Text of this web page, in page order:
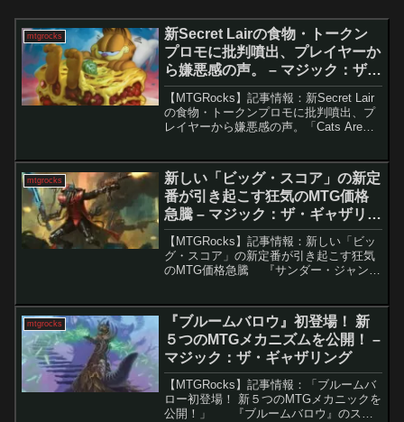
mtgrocks
新Secret Lairの食物・トークン
プロモに批判噴出、プレイヤーか
ら嫌悪感の声。 – マジック：ザ・
ギャザリング
【MTGRocks】記事情報：新Secret Lair
の食物・トークンプロモに批判噴出、プ
レイヤーから嫌悪感の声。「Cats Are
ビ...
mtgrocks
新しい「ビッグ・スコア」の新定
番が引き起こす狂気のMTG価格
急騰 – マジック：ザ・ギャザリン
グ
【MTGRocks】記事情報：新しい「ビッ
グ・スコア」の新定番が引き起こす狂気
のMTG価格急騰 『サンダー・ジャンク
入手しました。このセットは特にフォー
マットに大き...
mtgrocks
『ブルームバロウ』初登場！ 新
５つのMTGメカニズムを公開！ –
マジック：ザ・ギャザリング
【MTGRocks】記事情報：「ブルームバ
ロー初登場！ 新５つのMTGメカニックを
公開！」 『ブルームバロウ』のスプ